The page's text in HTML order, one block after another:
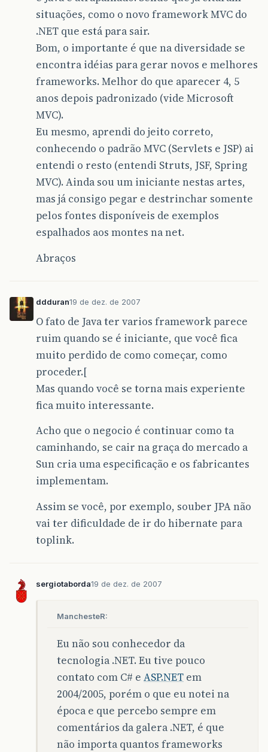
situações, como o novo framework MVC do
.NET que está para sair.
Bom, o importante é que na diversidade se
encontra idéias para gerar novos e melhores
frameworks. Melhor do que aparecer 4, 5
anos depois padronizado (vide Microsoft
MVC).
Eu mesmo, aprendi do jeito correto,
conhecendo o padrão MVC (Servlets e JSP) ai
entendi o resto (entendi Struts, JSF, Spring
MVC). Ainda sou um iniciante nestas artes,
mas já consigo pegar e destrinchar somente
pelos fontes disponíveis de exemplos
espalhados aos montes na net.
Abraços
ddduran19 de dez. de 2007
O fato de Java ter varios framework parece
ruim quando se é iniciante, que você fica
muito perdido de como começar, como
proceder.[
Mas quando você se torna mais experiente
fica muito interessante.
Acho que o negocio é continuar como ta
caminhando, se cair na graça do mercado a
Sun cria uma especificação e os fabricantes
implementam.
Assim se você, por exemplo, souber JPA não
vai ter dificuldade de ir do hibernate para
toplink.
sergiotaborda19 de dez. de 2007
ManchesteR:
Eu não sou conhecedor da
tecnologia .NET. Eu tive pouco
contato com C# e ASP.NET em
2004/2005, porém o que eu notei na
época e que percebo sempre em
comentários da galera .NET, é que
não importa quantos frameworks